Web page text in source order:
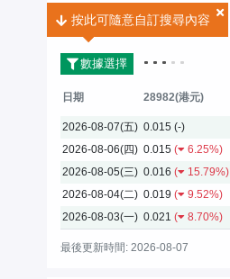
2026
數據選擇
按此可隨意自訂搜尋內容
按此可隨意自訂搜尋內容
日期 28982(港元)
2026-08-07(五) 0.015 (-)
2026-08-06(四) 0.015 ( 6.25%)
2026-08-05(三) 0.016 ( 15.79%)
2026-08-04(二) 0.019 ( 9.52%)
2026-08-03(一) 0.021 ( 8.70%)
最後更新時間: 2026-08-07